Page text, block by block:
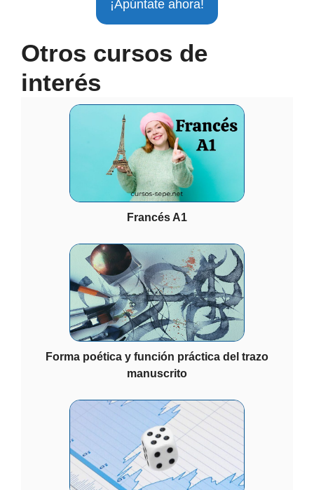
¡Apúntate ahora!
Otros cursos de
interés
Francés A1
Forma poética y función práctica del trazo
manuscrito